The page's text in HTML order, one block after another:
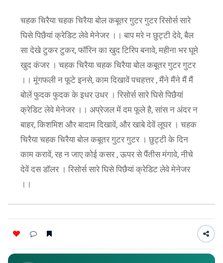
चहक चिरैया चहक चिरैया बोल कबूतर गुटर गुटर रिसोर्स सारे
घिसे पिछैयां क्रेडिट लेवे मेनेजर ।। बाप मरे न छुट्टी देवे, बैल
सा देखे टुकर टुकर, फॉरिन का खुद टिरिप बनावे, महीना भर घूमे
खुद कंजर । चहक चिरैया चहक चिरैया बोल कबूतर गुटर गुटर
।। मूंगफली न फूटे इनसे, काम दिखावें पचहत्तर , मैंने मैंने मैं मैं
बोलें फुदक फुदक के इधर उधर । रिसोर्स सारे घिसे पिछैयां
क्रेडिट लेवे मेनेजर ।। अप्रेजल में दम फूले है, सांस न अंदर न
बाहर, किशमिश और बादाम दिखावें, और खाबे देवें लूघर । चहक
चिरैया चहक चिरैया बोल कबूतर गुटर गुटर । छुट्टी के दिन
काम करावें, रह न जाए कोई कसर , ऊपर से पैंतीस मंगावे, नीचे
देवें दस डॉलर । रिसोर्स सारे घिसे पिछैयां क्रेडिट लेवे मेनेजर
।।